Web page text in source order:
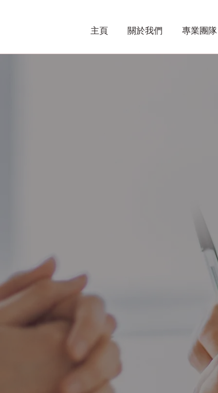
主頁 關於我們 專業團隊